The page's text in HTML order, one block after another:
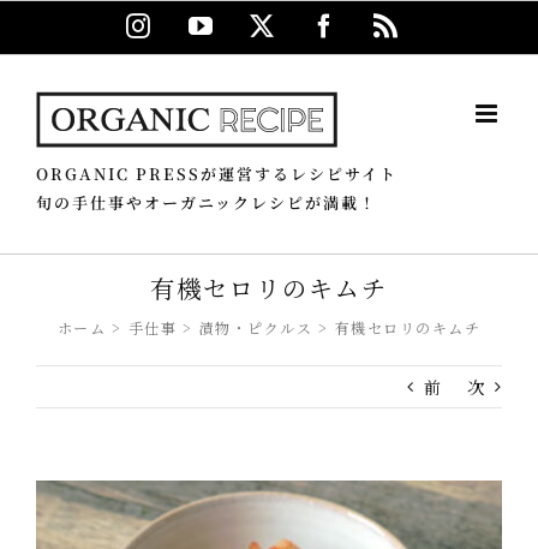
Instagram
YouTube Facebook
ORGANIC PRESSが運営するレシピサイト
旬の手仕事やオーガニックレシピが満載！
有機セロリのキムチ
ホーム 手仕事 漬物・ピクルス 有機セロリのキムチ
前 次